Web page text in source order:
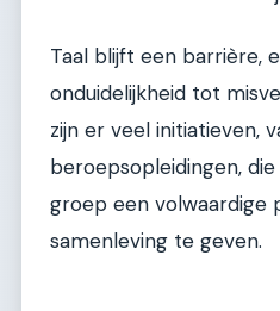
Taal blijft een barrière,
onduidelijkheid tot
zijn er veel initiatieven,
beroepsopleidingen,
groep een volwaardige
samenleving te geven.